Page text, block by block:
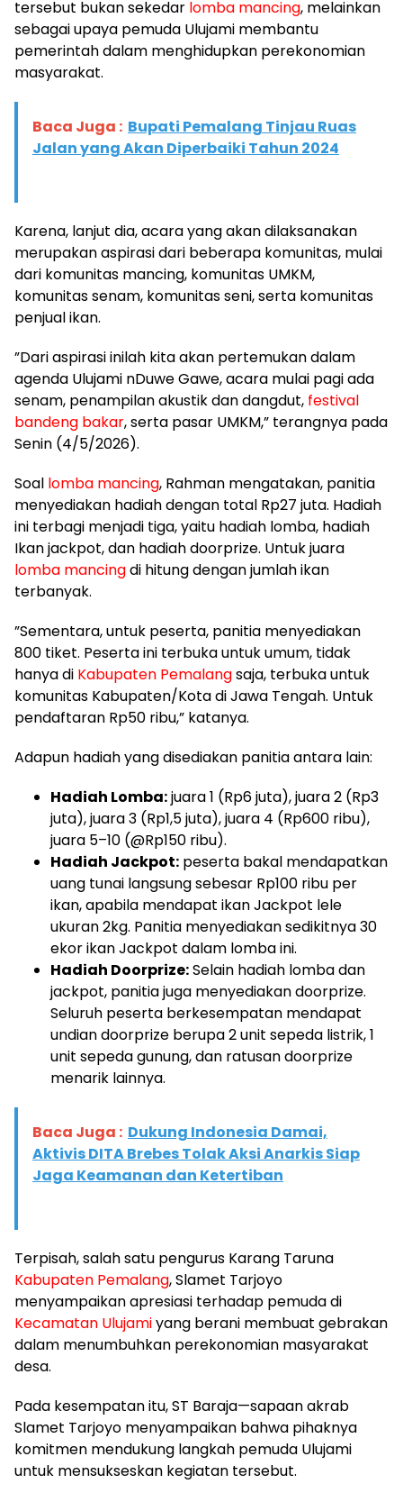
tersebut bukan sekedar lomba mancing, melainkan
sebagai upaya pemuda Ulujami membantu
pemerintah dalam menghidupkan perekonomian
masyarakat.
Baca Juga : Bupati Pemalang Tinjau Ruas
Jalan yang Akan Diperbaiki Tahun 2024
Karena, lanjut dia, acara yang akan dilaksanakan
merupakan aspirasi dari beberapa komunitas, mulai
dari komunitas mancing, komunitas UMKM,
komunitas senam, komunitas seni, serta komunitas
penjual ikan.
”Dari aspirasi inilah kita akan pertemukan dalam
agenda Ulujami nDuwe Gawe, acara mulai pagi ada
senam, penampilan akustik dan dangdut, festival
bandeng bakar, serta pasar UMKM,” terangnya pada
Senin (4/5/2026).
Soal lomba mancing, Rahman mengatakan, panitia
menyediakan hadiah dengan total Rp27 juta. Hadiah
ini terbagi menjadi tiga, yaitu hadiah lomba, hadiah
Ikan jackpot, dan hadiah doorprize. Untuk juara
lomba mancingdi hitung dengan jumlah ikan
terbanyak.
”Sementara, untuk peserta, panitia menyediakan
800 tiket. Peserta ini terbuka untuk umum, tidak
hanya di Kabupaten Pemalangsaja, terbuka untuk
komunitas Kabupaten/Kota di Jawa Tengah. Untuk
pendaftaran Rp50 ribu,” katanya.
Adapun hadiah yang disediakan panitia antara lain:
Hadiah Lomba:juara 1 (Rp6 juta), juara 2 (Rp3
juta), juara 3 (Rp1,5 juta), juara 4 (Rp600 ribu),
juara 5–10 (@Rp150 ribu).
Hadiah Jackpot: peserta bakal mendapatkan
uang tunai langsung sebesar Rp100 ribu per
ikan, apabila mendapat ikan Jackpot lele
ukuran 2kg. Panitia menyediakan sedikitnya 30
ekor ikan Jackpot dalam lomba ini.
Hadiah Doorprize:Selain hadiah lomba dan
jackpot, panitia juga menyediakan doorprize.
Seluruh peserta berkesempatan mendapat
undian doorprize berupa 2 unit sepeda listrik, 1
unit sepeda gunung, dan ratusan doorprize
menarik lainnya.
Baca Juga : Dukung Indonesia Damai,
Aktivis DITA Brebes Tolak Aksi Anarkis Siap
Jaga Keamanan dan Ketertiban
Terpisah, salah satu pengurus Karang Taruna
Kabupaten Pemalang, Slamet Tarjoyo
menyampaikan apresiasi terhadap pemuda di
Kecamatan Ulujamiyang berani membuat gebrakan
dalam menumbuhkan perekonomian masyarakat
desa.
Pada kesempatan itu, ST Baraja—sapaan akrab
Slamet Tarjoyo menyampaikan bahwa pihaknya
komitmen mendukung langkah pemuda Ulujami
untuk mensukseskan kegiatan tersebut.